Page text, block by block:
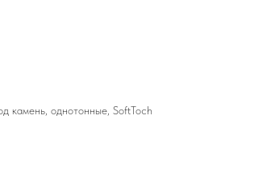
камень, однотонные, SoftToch